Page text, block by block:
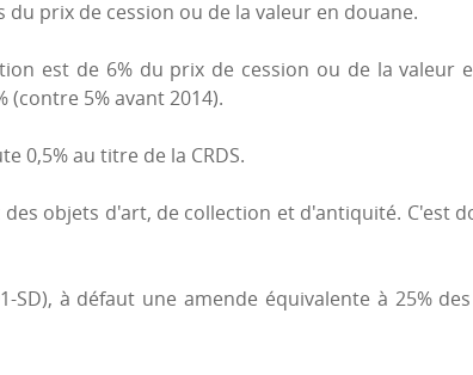
prix de cession ou de la valeur en douane.
est de 6% du prix de cession ou de la valeur
(contre 5% avant 2014).
0,5% au titre de la CRDS.
objets d'art, de collection et d'antiquité. C'est
à défaut une amende équivalente à 25%